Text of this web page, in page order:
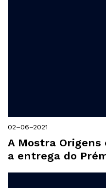
02–06–2021
A Mostra
a entrega do